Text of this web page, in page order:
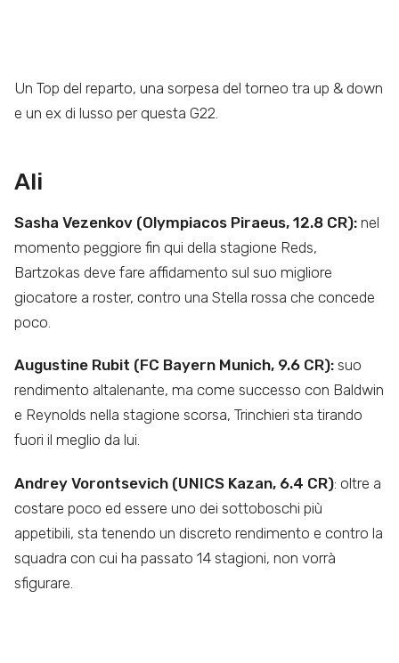
Un Top del reparto, una sorpesa del torneo tra up & down
e un ex di lusso per questa G22.
Ali
Sasha Vezenkov (Olympiacos Piraeus, 12.8 CR): nel
momento peggiore fin qui della stagione Reds,
Bartzokas deve fare affidamento sul suo migliore
giocatore a roster, contro una Stella rossa che concede
poco.
Augustine Rubit (FC Bayern Munich, 9.6 CR): suo
rendimento altalenante, ma come successo con Baldwin
e Reynolds nella stagione scorsa, Trinchieri sta tirando
fuori il meglio da lui.
Andrey Vorontsevich (UNICS Kazan, 6.4 CR): oltre a
costare poco ed essere uno dei sottoboschi più
appetibili, sta tenendo un discreto rendimento e contro la
squadra con cui ha passato 14 stagioni, non vorrà
sfigurare.